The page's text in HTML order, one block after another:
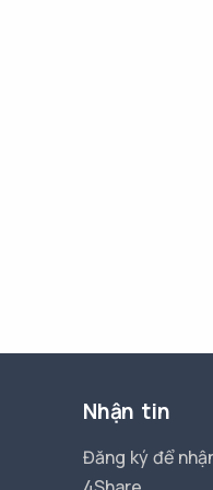
Nhận tin
Đăng ký để